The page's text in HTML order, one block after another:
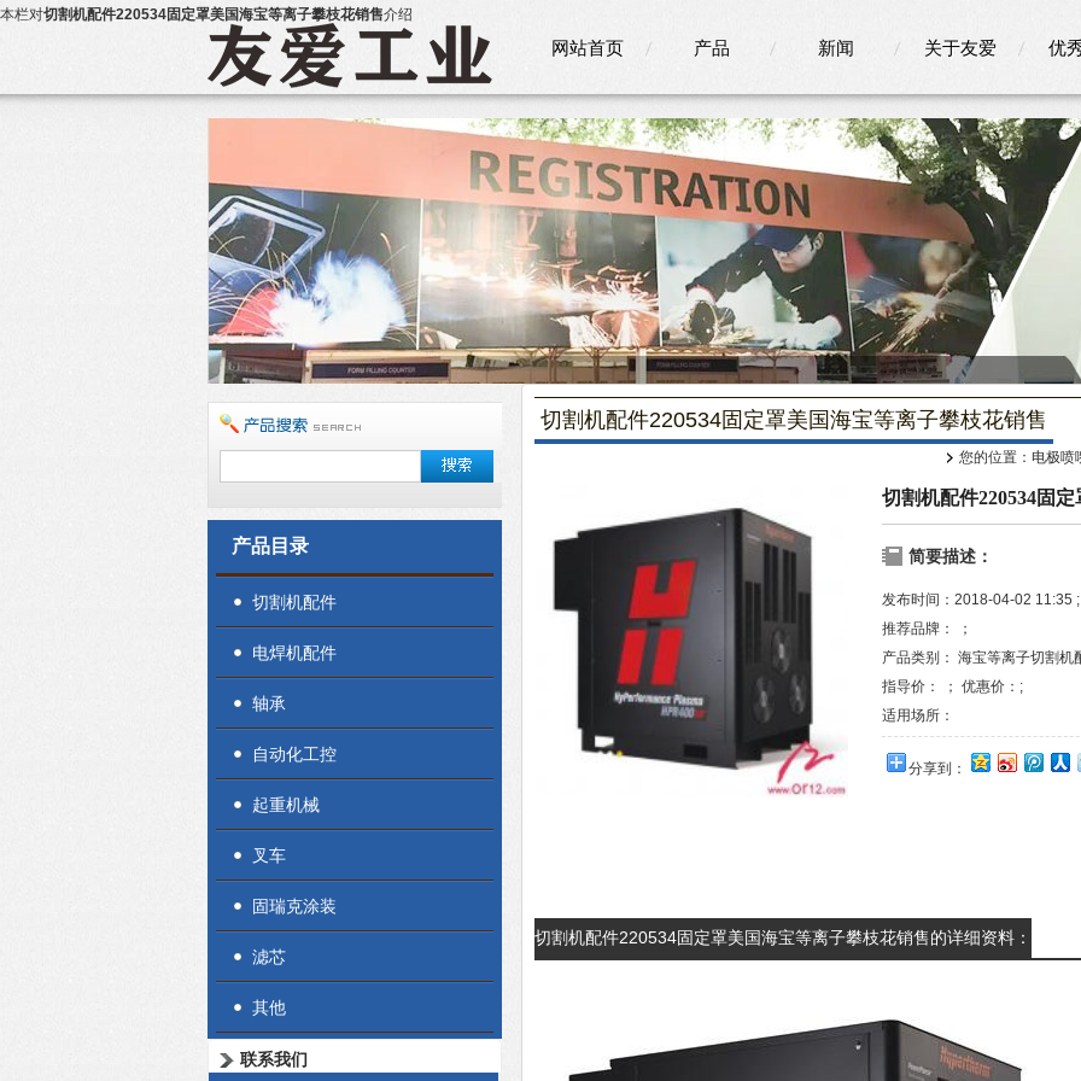
本栏对切割机配件220534固定罩美国海宝等离子攀枝花销售介绍
网站首页 产品 新闻 关于友爱 优
切割机配件220534固定罩美国海宝等离子攀枝花销售
您的位置： 电极喷
切割机配件220534固
简要描述：
发布时间：2018-04-02 11:35 ;
推荐品牌： ；
产品类别： 海宝等离子切割机
指导价： ； 优惠价：;
适用场所：
分享到：
切割机配件220534固定罩美国海宝等离子攀枝花销售的详细资料：
产品目录
切割机配件
电焊机配件
轴承
自动化工控
起重机械
叉车
固瑞克涂装
滤芯
其他
联系我们